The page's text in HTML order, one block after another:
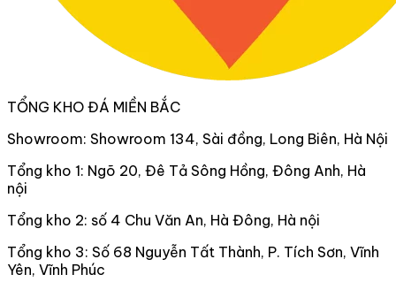
TỔNG KHO ĐÁ MIỀN BẮC
Showroom: Showroom 134, Sài đồng, Long Biên, Hà Nội
Tổng kho 1: Ngõ 20, Đê Tả Sông Hồng, Đông Anh, Hà
nội
Tổng kho 2: số 4 Chu Văn An, Hà Đông, Hà nội
Tổng kho 3: Số 68 Nguyễn Tất Thành, P. Tích Sơn, Vĩnh
Yên, Vĩnh Phúc